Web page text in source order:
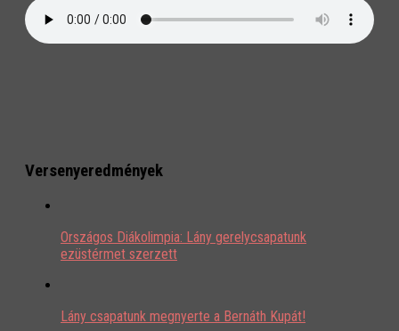
Versenyeredmények
Országos Diákolimpia: Lány gerelycsapatunk
ezüstérmet szerzett
Lány csapatunk megnyerte a Bernáth Kupát!